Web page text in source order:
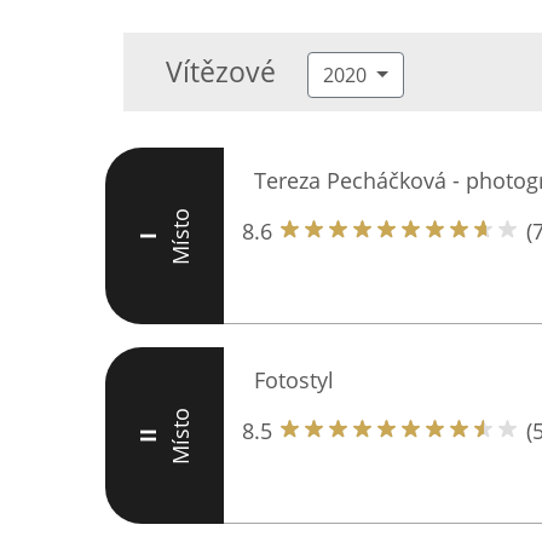
Vítězové 2020
I Místo
Tereza Pecháčková -
8.6
II Místo
Fotostyl
8.5